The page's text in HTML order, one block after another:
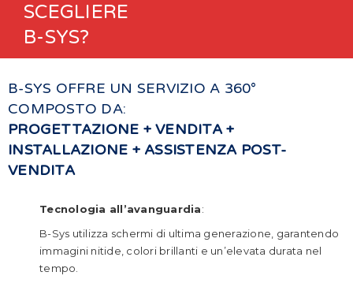
SCEGLIERE
B-SYS?
B-SYS OFFRE UN SERVIZIO A 360°
COMPOSTO DA:
PROGETTAZIONE + VENDITA +
INSTALLAZIONE + ASSISTENZA POST-
VENDITA
Tecnologia all’avanguardia:
B-Sys utilizza schermi di ultima generazione, garantendo
immagini nitide, colori brillanti e un’elevata durata nel
tempo.